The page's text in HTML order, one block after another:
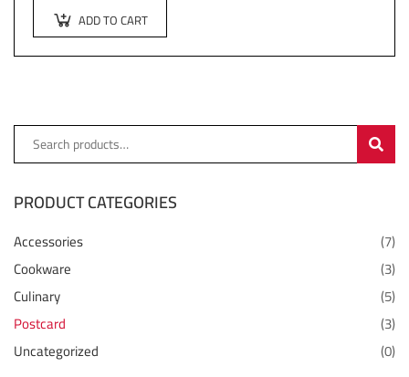
ADD TO CART
PRODUCT CATEGORIES
Accessories
(7)
Cookware
(3)
Culinary
(5)
Postcard
(3)
Uncategorized
(0)